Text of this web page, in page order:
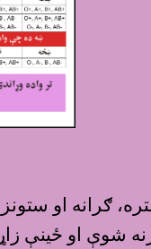
ګرانه او
شوې او ځينې